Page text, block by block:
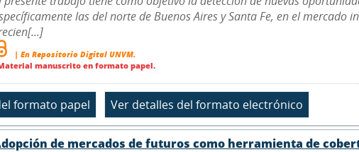
las del norte de Buenos Aires y Santa Fe, en el
| En Repositorio Digital UNVM.
manuscrito en formato papel.
de mercados de futuros como herramienta de